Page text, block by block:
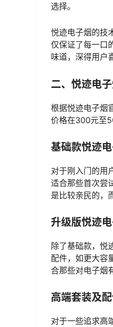
选择。
悦迹电子烟的技
仅保证了每一口
味道，深得用户
二、悦迹电
根据悦迹电子烟
价格在300元至
基础款悦迹
对于刚入门的用
适合那些首次尝
是比较亲民的，
升级版悦迹
除了基础款，悦
配件，如更大容
合那些对电子烟
高端套装及
对于一些追求高